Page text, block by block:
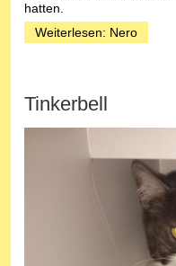
hatten.
Weiterlesen: Nero
Tinkerbell